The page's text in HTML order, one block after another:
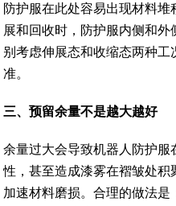
防护服在此处容易出现材料
展和回收时，防护服内侧和
别考虑伸展态和收缩态两种
准。
三、预留余量不是越大越好
余量过大会导致机器人防护
性，甚至造成漆雾在褶皱处积
加速材料磨损。合理的做法